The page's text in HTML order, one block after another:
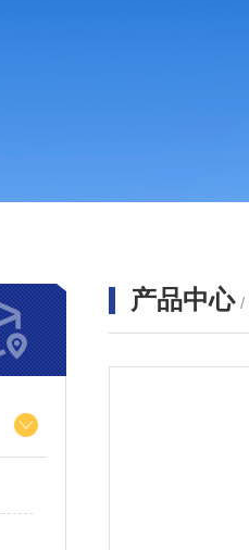
产品中心 /